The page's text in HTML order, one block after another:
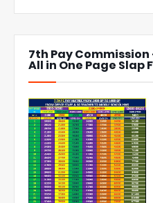
7th Pay Commission
All in One Page